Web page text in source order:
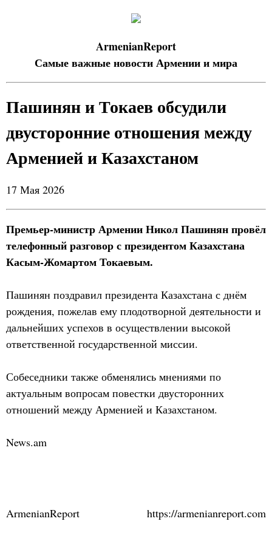
ArmenianReport
Самые важные новости Армении и мира
Пашинян и Токаев обсудили
двусторонние отношения между
Арменией и Казахстаном
17 Мая 2026
Премьер-министр Армении Никол Пашинян провёл
телефонный разговор с президентом Казахстана
Касым-Жомартом Токаевым.
Пашинян поздравил президента Казахстана с днём
рождения, пожелав ему плодотворной деятельности и
дальнейших успехов в осуществлении высокой
ответственной государственной миссии.
Собеседники также обменялись мнениями по
актуальным вопросам повестки двусторонних
отношений между Арменией и Казахстаном.
News.am
ArmenianReport https://armenianreport.com